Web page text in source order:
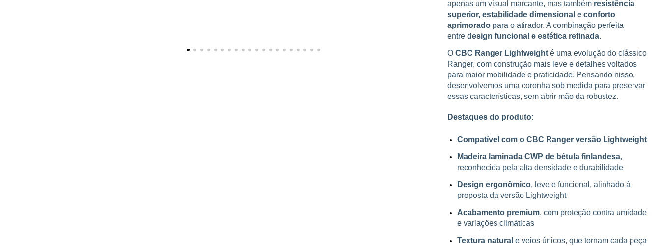
apenas um visual marcante, mas também resistência
superior, estabilidade dimensional e conforto
aprimorado para o atirador. A combinação perfeita
entre design funcional e estética refinada.
O CBC Ranger Lightweight é uma evolução do clássico
Ranger, com construção mais leve e detalhes voltados
para maior mobilidade e praticidade. Pensando nisso,
desenvolvemos uma coronha sob medida para preservar
essas características, sem abrir mão da robustez.
Destaques do produto:
Compatível com o CBC Ranger versão Lightweight
Madeira laminada CWP de bétula finlandesa,
reconhecida pela alta densidade e durabilidade
Design ergonômico, leve e funcional, alinhado à
proposta da versão Lightweight
Acabamento premium, com proteção contra umidade
e variações climáticas
Textura natural e veios únicos, que tornam cada peça